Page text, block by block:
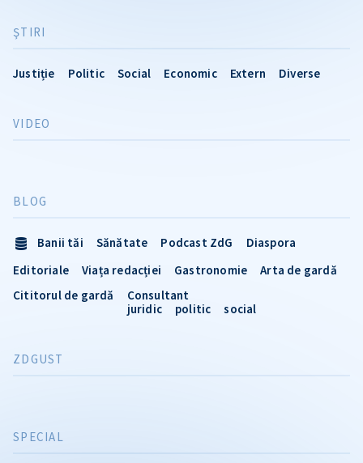
ŞTIRI
Justiție Politic Social Economic Extern Diverse
VIDEO
SPECIAL
BLOG
Banii tăi Sănătate Podcast ZdG
Diaspora
Editoriale
Viața redacției Gastronomie
Arta de gardă
Cititorul de gardă
Consultant
juridic
politic social
ZDGUST